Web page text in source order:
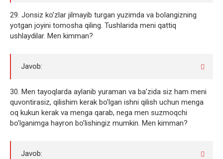
29. Jonsiz ko’zlar jilmayib turgan yuzimda va bolangizning
yotgan joyini tomosha qiling. Tushlarida meni qattiq
ushlaydilar. Men kimman?
Javob:
30. Men tayoqlarda aylanib yuraman va ba’zida siz ham meni
quvontirasiz, qilishim kerak bo’lgan ishni qilish uchun menga
oq kukun kerak va menga qarab, nega men suzmoqchi
bo’lganimga hayron bo’lishingiz mumkin. Men kimman?
Javob: